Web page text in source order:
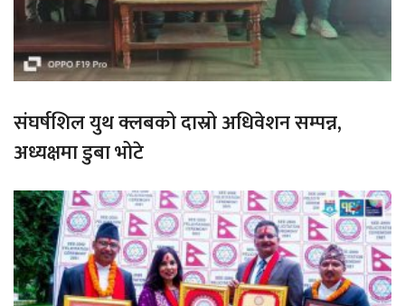
संघर्षशिल युथ क्लबको दास्रो अधिवेशन सम्पन्न,
अध्यक्षमा डुबा भोटे